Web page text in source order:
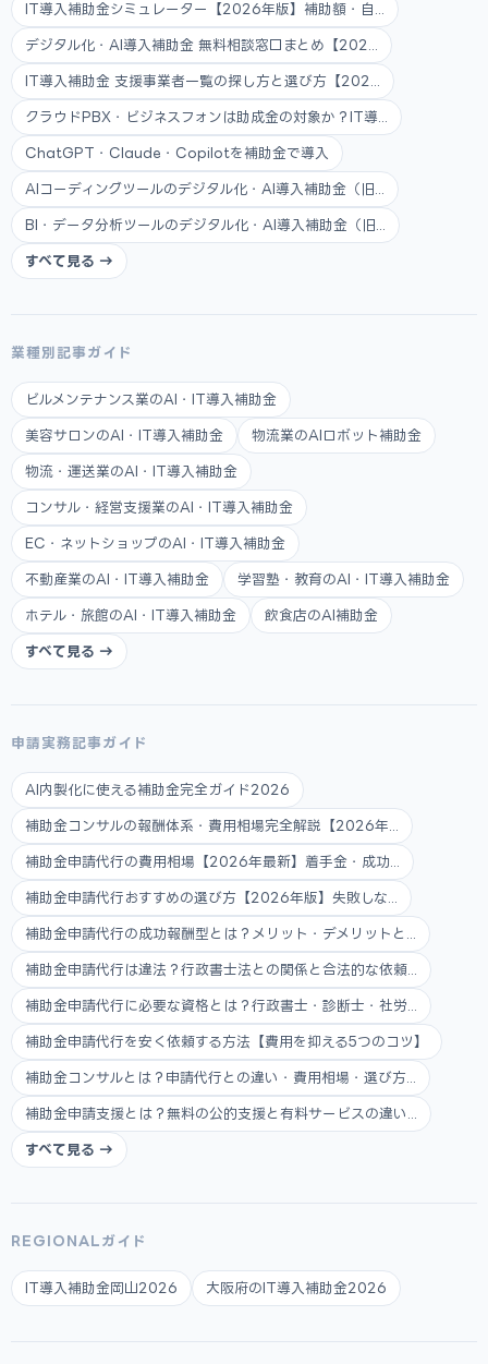
IT導入補助金シミュレーター【2026年版】補助額・自...
デジタル化・AI導入補助金 無料相談窓口まとめ【202...
IT導入補助金 支援事業者一覧の探し方と選び方【202...
クラウドPBX・ビジネスフォンは助成金の対象か？IT導...
ChatGPT・Claude・Copilotを補助金で導入
AIコーディングツールのデジタル化・AI導入補助金（旧...
BI・データ分析ツールのデジタル化・AI導入補助金（旧...
すべて見る →
業種別記事ガイド
ビルメンテナンス業のAI・IT導入補助金
美容サロンのAI・IT導入補助金 物流業のAIロボット補助金
物流・運送業のAI・IT導入補助金
コンサル・経営支援業のAI・IT導入補助金
EC・ネットショップのAI・IT導入補助金
不動産業のAI・IT導入補助金 学習塾・教育のAI・IT導入補助金
ホテル・旅館のAI・IT導入補助金 飲食店のAI補助金
すべて見る →
申請実務記事ガイド
AI内製化に使える補助金完全ガイド2026
補助金コンサルの報酬体系・費用相場完全解説【2026年...
補助金申請代行の費用相場【2026年最新】着手金・成功...
補助金申請代行おすすめの選び方【2026年版】失敗しな...
補助金申請代行の成功報酬型とは？メリット・デメリットと...
補助金申請代行は違法？行政書士法との関係と合法的な依頼...
補助金申請代行に必要な資格とは？行政書士・診断士・社労...
補助金申請代行を安く依頼する方法【費用を抑える5つのコツ】
補助金コンサルとは？申請代行との違い・費用相場・選び方...
補助金申請支援とは？無料の公的支援と有料サービスの違い...
すべて見る →
REGIONALガイド
IT導入補助金岡山2026 大阪府のIT導入補助金2026